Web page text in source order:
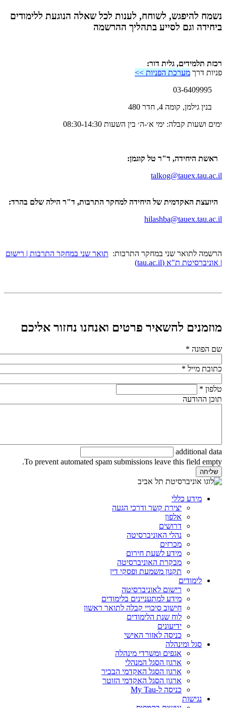
נשמח להיפגש, לשוחח, לענות לכל שאלה הנוגעת ללימודים
ביחידה וגם לסייע בתהליך ההרשמה
רכזת תלמידים, גלית דור:
פניות דרך מערכת הפניות >>
03-6409995
בנין גילמן, קומה 4, חדר 480
ימים ושעות קבלה: ימי א׳-ה׳ בין השעות 08:30-14:30
ראשת היחידה, ד"ר טל קוגמן:
talkog@tauex.tau.ac.il
היועצת האקדמית של היחידה למחקר התרבות, ד"ר הילה שלם בהרד:
hilashba@tauex.tau.ac.il
הרשמה לתואר שני במחקר התרבות: תואר שני במחקר התרבות | רישום
| אוניברסיטת ת"א (tau.ac.il)
מוזמנים להשאיר פרטים ואנחנו נחזור אליכם
שם הפונה *
כתובת מייל *
טלפון *
תוכן ההודעה
additional data
To prevent automated spam submissions leave this field empty.
מידע כללי
יצירת קשר ודרכי הגעה
אלפון
דרושים
נהלי האוניברסיטה
מכרזים
מידע לשעת חירום
מבקרת האוניברסיטה
תקנון משמעת ופסקי דין
לימודים
רישום לאוניברסיטה
מידע למתעניינים בלימודים
חישוב סיכויי קבלה לתואר ראשון
לוח שנת הלימודים
ידיעונים
כניסה לאזור האישי
סגל ומינהלה
אגפים ומשרדי מינהלה
ארגון הסגל המנהלי
ארגון הסגל האקדמי הבכיר
ארגון הסגל האקדמי הזוטר
כניסה ל-My Tau
נגישות